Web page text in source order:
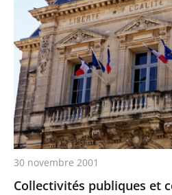
Collectivités publiques et
30 novembre 2001